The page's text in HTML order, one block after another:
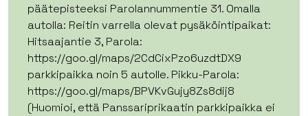
päätepisteeksi Parolannummentie 31. Omalla
autolla: Reitin varrella olevat pysäköintipaikat:
Hitsaajantie 3, Parola:
https://goo.gl/maps/2CdCixPzo6uzdtDX9
parkkipaikka noin 5 autolle. Pikku-Parola:
https://goo.gl/maps/BPVKvGujy8Zs8dij8
(Huomioi, että Panssariprikaatin parkkipaikka ei